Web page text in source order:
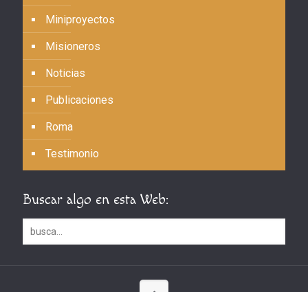
Miniproyectos
Misioneros
Noticias
Publicaciones
Roma
Testimonio
Buscar algo en esta Web: